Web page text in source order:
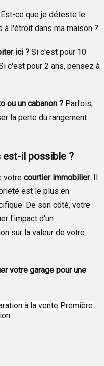
Est-ce que je déteste le
l'étroit dans ma maison ?
ici ? Si c'est pour 10
c'est pour 2 ans, pensez à
ou un cabanon ? Parfois,
la perte du rangement
est-il possible ?
votre courtier immobilier. Il
est le plus en
De son côté, votre
l'impact d'un
sur la valeur de votre
votre garage pour une
à la vente Première